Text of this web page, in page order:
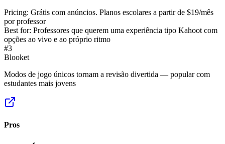
Pricing: Grátis com anúncios. Planos escolares a partir de $19/mês
por professor
Best for: Professores que querem uma experiência tipo Kahoot com
opções ao vivo e ao próprio ritmo
#3
Blooket
Modos de jogo únicos tornam a revisão divertida — popular com
estudantes mais jovens
Pros